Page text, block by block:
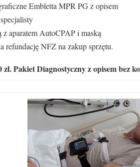
Embletta MPR PG z opisem
z aparatem AutoCPAP i maską
refundację NFZ na zakup sprzętu.
zł. Pakiet Diagnostyczny z opisem bez